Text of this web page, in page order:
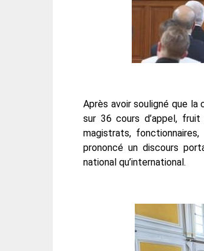
Après avoir souligné que la
sur 36 cours d’appel,
magistrats,
prononcé un discours
national qu’international.